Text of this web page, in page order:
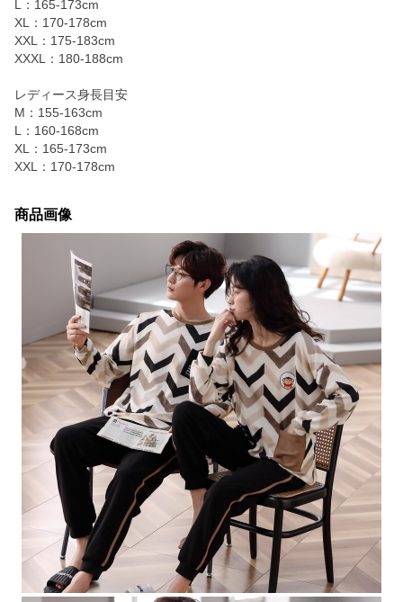
L：165-173cm
XL：170-178cm
XXL：175-183cm
XXXL：180-188cm
レディース身長目安
M：155-163cm
L：160-168cm
XL：165-173cm
XXL：170-178cm
商品画像